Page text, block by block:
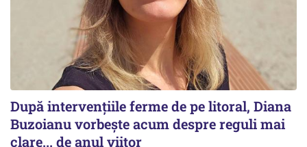
După intervențiile ferme de pe litoral, Diana
Buzoianu vorbește acum despre reguli mai
clare... de anul viitor